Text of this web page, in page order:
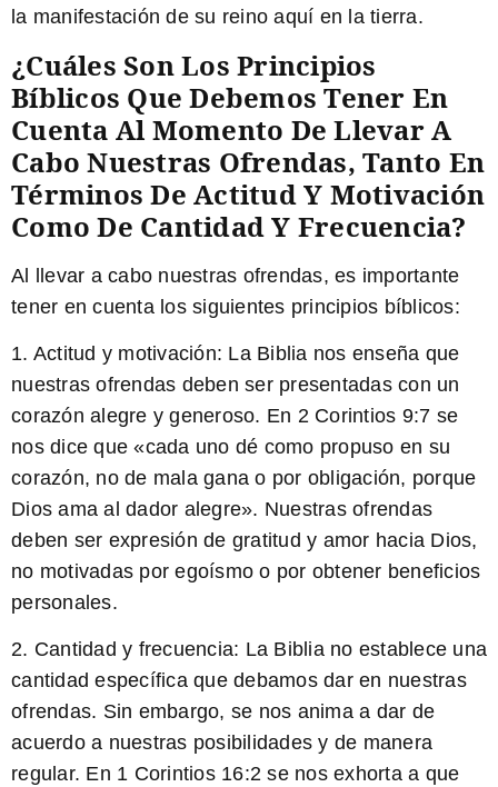
la manifestación de su reino aquí en la tierra.
¿Cuáles Son Los Principios
Bíblicos Que Debemos Tener En
Cuenta Al Momento De Llevar A
Cabo Nuestras Ofrendas, Tanto En
Términos De Actitud Y Motivación
Como De Cantidad Y Frecuencia?
Al llevar a cabo nuestras ofrendas, es importante
tener en cuenta los siguientes principios bíblicos:
1. Actitud y motivación: La Biblia nos enseña que
nuestras ofrendas deben ser presentadas con un
corazón alegre y generoso. En 2 Corintios 9:7 se
nos dice que «cada uno dé como propuso en su
corazón, no de mala gana o por obligación, porque
Dios ama al dador alegre». Nuestras ofrendas
deben ser expresión de gratitud y amor hacia Dios,
no motivadas por egoísmo o por obtener beneficios
personales.
2. Cantidad y frecuencia: La Biblia no establece una
cantidad específica que debamos dar en nuestras
ofrendas. Sin embargo, se nos anima a dar de
acuerdo a nuestras posibilidades y de manera
regular. En 1 Corintios 16:2 se nos exhorta a que